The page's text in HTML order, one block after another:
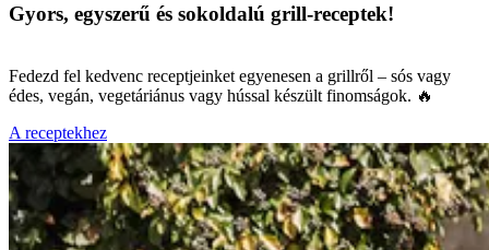
Gyors, egyszerű és sokoldalú grill-receptek!
Fedezd fel kedvenc receptjeinket egyenesen a grillről – sós vagy
édes, vegán, vegetáriánus vagy hússal készült finomságok. 🔥
A receptekhez